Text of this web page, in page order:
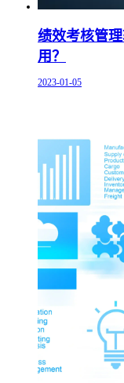
绩效考核管
用？
2023-01-05